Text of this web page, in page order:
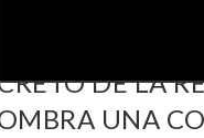
DE LA
UNA